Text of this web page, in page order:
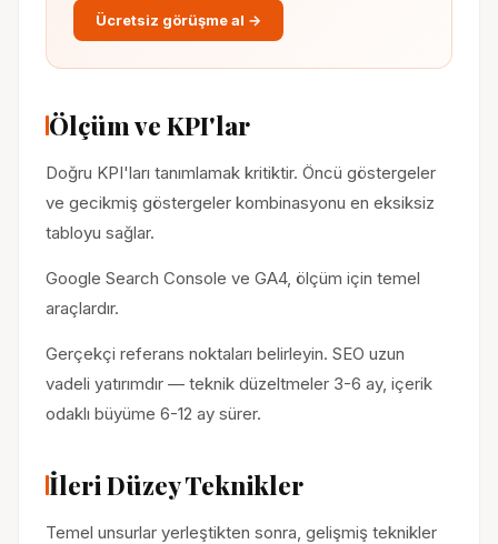
Ücretsiz görüşme al →
Ölçüm ve KPI'lar
Doğru KPI'ları tanımlamak kritiktir. Öncü göstergeler
ve gecikmiş göstergeler kombinasyonu en eksiksiz
tabloyu sağlar.
Google Search Console ve GA4, ölçüm için temel
araçlardır.
Gerçekçi referans noktaları belirleyin. SEO uzun
vadeli yatırımdır — teknik düzeltmeler 3-6 ay, içerik
odaklı büyüme 6-12 ay sürer.
İleri Düzey Teknikler
Temel unsurlar yerleştikten sonra, gelişmiş teknikler